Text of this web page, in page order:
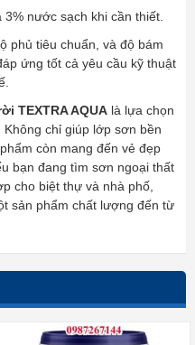
3% nước sạch khi cần thiết.
phủ tiêu chuẩn, và độ bám
ứng tốt cả yêu cầu kỹ thuật
TEXTRA AQUA là lựa chọn
chỉ giúp lớp sơn bền
còn mang đến vẻ đẹp
bạn đang tìm sơn ngoại thất
cho biệt thự và nhà phố,
sản phẩm chất lượng đến từ